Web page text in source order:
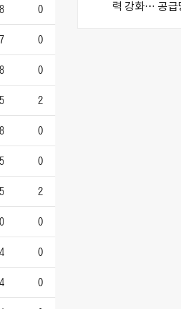
0
0
0
2
0
0
2
0
0
0